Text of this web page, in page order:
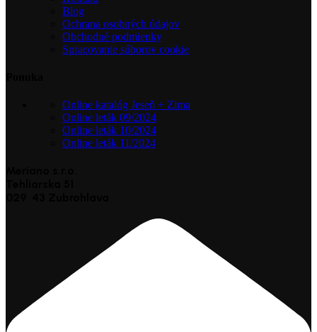
Blog
Ochrana osobných údajov
Obchodné podmienky
Spracovanie súborov cookie
Online katalóg Jeseň + Zima
Online leták 09/2024
Online leták 10/2024
Online leták 11/2024